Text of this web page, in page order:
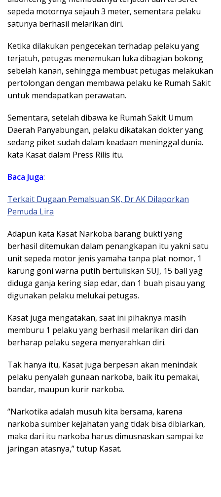
sepeda motornya sejauh 3 meter, sementara pelaku
satunya berhasil melarikan diri.
Ketika dilakukan pengecekan terhadap pelaku yang
terjatuh, petugas menemukan luka dibagian bokong
sebelah kanan, sehingga membuat petugas melakukan
pertolongan dengan membawa pelaku ke Rumah Sakit
untuk mendapatkan perawatan.
Sementara, setelah dibawa ke Rumah Sakit Umum
Daerah Panyabungan, pelaku dikatakan dokter yang
sedang piket sudah dalam keadaan meninggal dunia.
kata Kasat dalam Press Rilis itu.
Baca Juga:
Terkait Dugaan Pemalsuan SK, Dr AK Dilaporkan
Pemuda Lira
Adapun kata Kasat Narkoba barang bukti yang
berhasil ditemukan dalam penangkapan itu yakni satu
unit sepeda motor jenis yamaha tanpa plat nomor, 1
karung goni warna putih bertuliskan SUJ, 15 ball yag
diduga ganja kering siap edar, dan 1 buah pisau yang
digunakan pelaku melukai petugas.
Kasat juga mengatakan, saat ini pihaknya masih
memburu 1 pelaku yang berhasil melarikan diri dan
berharap pelaku segera menyerahkan diri.
Tak hanya itu, Kasat juga berpesan akan menindak
pelaku penyalah gunaan narkoba, baik itu pemakai,
bandar, maupun kurir narkoba.
“Narkotika adalah musuh kita bersama, karena
narkoba sumber kejahatan yang tidak bisa dibiarkan,
maka dari itu narkoba harus dimusnaskan sampai ke
jaringan atasnya,” tutup Kasat.